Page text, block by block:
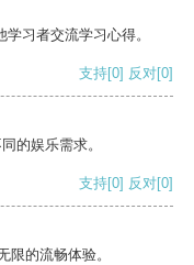
习者交流学习心得。
支持[0] 反对[0]
的娱乐需求。
支持[0] 反对[0]
的流畅体验。